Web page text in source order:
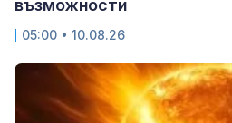
възможности
05:00 • 10.08.26